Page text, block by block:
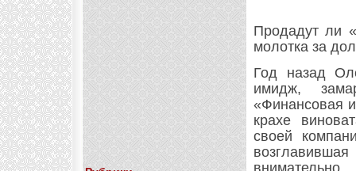
Продадут ли
молотка за
Год назад
имидж,
«Финансовая
крахе
своей